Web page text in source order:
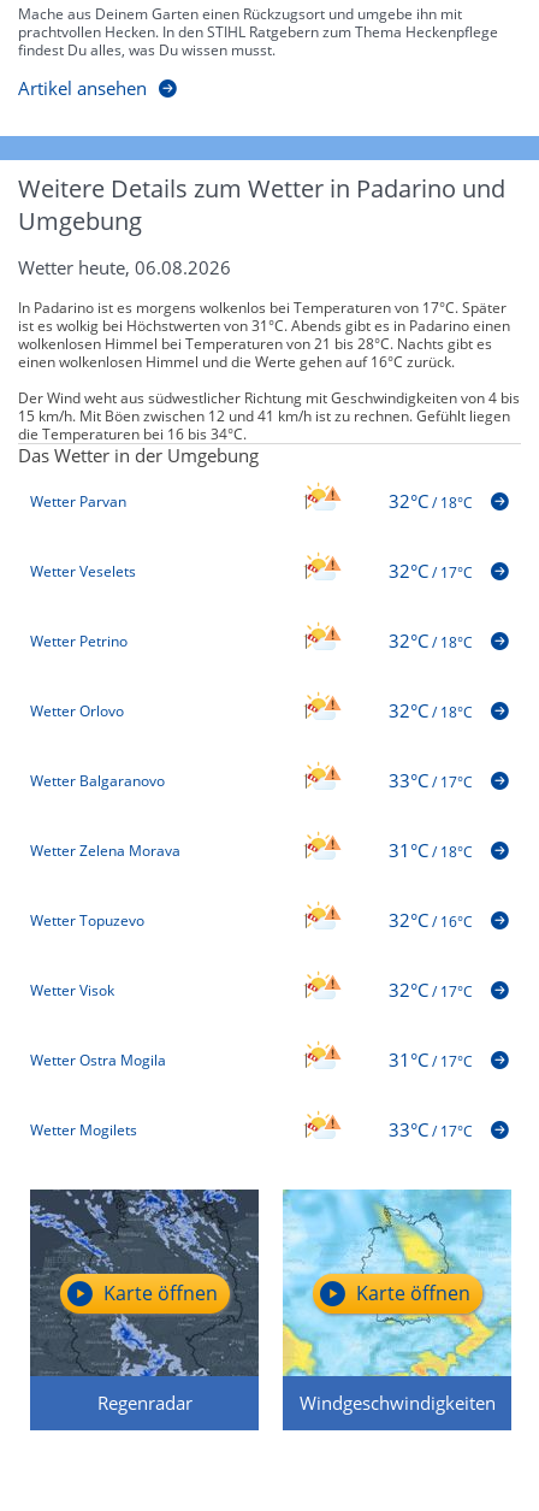
Mache aus Deinem Garten einen Rückzugsort und umgebe ihn mit
prachtvollen Hecken. In den STIHL Ratgebern zum Thema Heckenpflege
findest Du alles, was Du wissen musst.
Artikel ansehen
Weitere Details zum Wetter in Padarino und
Umgebung
Wetter heute, 06.08.2026
In Padarino ist es morgens wolkenlos bei Temperaturen von 17°C. Später
ist es wolkig bei Höchstwerten von 31°C. Abends gibt es in Padarino einen
wolkenlosen Himmel bei Temperaturen von 21 bis 28°C. Nachts gibt es
einen wolkenlosen Himmel und die Werte gehen auf 16°C zurück.
Der Wind weht aus südwestlicher Richtung mit Geschwindigkeiten von 4 bis
15 km/h. Mit Böen zwischen 12 und 41 km/h ist zu rechnen. Gefühlt liegen
die Temperaturen bei 16 bis 34°C.
Das Wetter in der Umgebung
Wetter Parvan 32°C/18°C
Wetter Veselets 32°C/17°C
Wetter Petrino 32°C/18°C
Wetter Orlovo 32°C/18°C
Wetter Balgaranovo 33°C/17°C
Wetter Zelena Morava 31°C/18°C
Wetter Topuzevo 32°C/16°C
Wetter Visok 32°C/17°C
Wetter Ostra Mogila 31°C/17°C
Wetter Mogilets 33°C/17°C
Regenradar
Karte öffnen
Windgeschwindigkeiten
Karte öffnen